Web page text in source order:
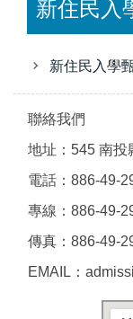
新住民入
新住民入學
聯絡我們
地址：545 南投
電話：886-49-
專線：886-49-
傳真：886-49-
EMAIL：